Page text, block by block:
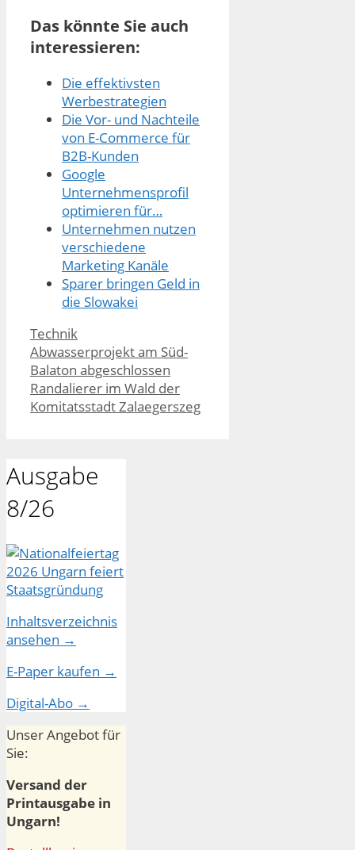
Das könnte Sie auch
interessieren:
Die effektivsten
Werbestrategien
Die Vor- und Nachteile
von E-Commerce für
B2B-Kunden
Google
Unternehmensprofil
optimieren für…
Unternehmen nutzen
verschiedene
Marketing Kanäle
Sparer bringen Geld in
die Slowakei
Kategorien
Technik
Abwasserprojekt am Süd-
Balaton abgeschlossen
Randalierer im Wald der
Komitatsstadt Zalaegerszeg
Ausgabe
8/26
Inhaltsverzeichnis
ansehen →
E-Paper kaufen →
Digital-Abo →
Unser Angebot für
Sie:
Versand der
Printausgabe in
Ungarn!